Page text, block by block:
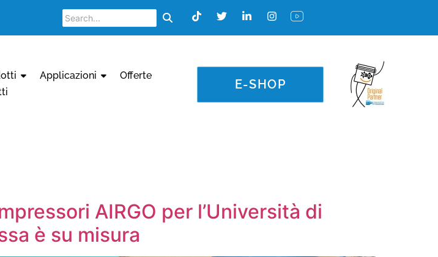
Applicazioni
Offerte
E-SHOP
AIRGO per l’Università di
è su misura